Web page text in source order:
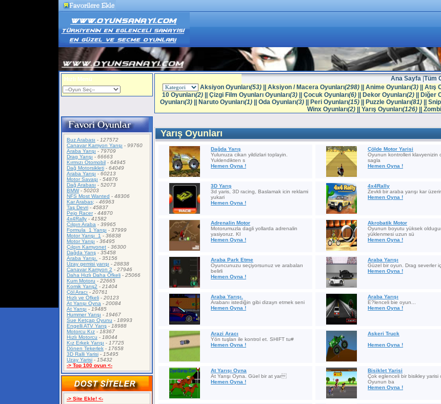
Hızlı Menü Ana Sayfa Tüm
Aksiyon Oyunları(53)|| Aksiyon / Macera Oyunları(298)|| Anime Oyunları(3)|| Atış
10 Oyunları(2)|| Çizgi Film Oyunları Oyunları(3)|| Çocuk Oyunları(6)|| Dekor Oyunları(2)|| Diğer
Oyunları(3) Naruto Oyunları(1) Oda Oyunları(3) Peri Oyunları(15) Puzzle Oyunları(81)
Winx Oyunları(2) Yarış Oyunları(126)
Buz Arabası - 127572
Canavar Kamyon Yarışı - 99760
Araba Yarışı - 79709
Drag Yarışı - 66663
Kırmızı Otomobil - 64945
Dağ Motorsikleti - 64049
Araba Yarışı - 60213
Motor Savaşı - 54876
Dağ Arabası - 52073
BMW- 50203
NFS Most Wanted - 48306
Kar Arabas; - 46963
Taş Devri - 45837
Pejo Racer- 44870
4x4Rally - 41582
Çılgın Araba - 39965
Formula_1 Yarışı - 37999
Motor Yarışı_1 - 36838
Motor Yarışı - 36495
Çılgın Kamyonet - 36300
Dağda Yarış - 35458
Araba Yarışı.
- 35156
Uzay gemisi yarışı - 28838
Canavar Kamyon 2 - 27946
Daha Hızlı Daha Öfkeli - 25066
Kum Motoru - 22665
Komik Yarış2 - 21404
Çöl Aracı - 20761
Hızlı ve Öfkeli - 20123
At Yarışı Oyna - 20084
At Yarışı - 19485
Hummer Yarışı - 19467
Sue Ketçap Oyunu - 18993
Engelli ATV Yarış - 18988
Motorcu Kız - 18367
Hızlı Motorcu - 18044
Kız Erkek Yarışı - 17725
Dönen Tekerlek - 17658
3D Ralli Yarisi - 15495
Uzay Yarisi - 15432
-> Top 100 oyun <-
-> Site Ekle! <-
Yarış Oyunları
Dağda Yarış
Yulunuza cikan yildizlari toplayin.
Yuklendikten s
Hemen Oyna !
Çölde Motor Yarisi
Oyunun kontrolleri klavyenizin
sagla
Hemen Oyna !
3D Yarış
3d yaris, 3D racing, Baslamak icin reklami
yukari
Hemen Oyna !
4x4Rally
Zevkli bir araba yarışı kar
Hemen Oyna !
Adrenalin Motor
Motorumuzla dagli yollarda adrenalin
yasiyoruz. Kl
Hemen Oyna !
Akrobatik Motor
Oyunun boyutu yüksek
yüklenmesi uzun sü
Hemen Oyna !
Araba Park Etme
Oyuncunuzu seçiyorsunuz ve arabaları
belirli
Hemen Oyna !
Araba Yarışı
Güzel bir oyun. Drag severler
Hemen Oyna !
Araba Yarışı.
Arabanı istediğin gibi dizayn etmek seni
Hemen Oyna !
Araba Yarışı
E?lenceli bie oyun...
Hemen Oyna !
Arazi Aracı
Yön tuşları ile kontrol et. SHIFT tu#
Hemen Oyna !
Askeri Truck
Hemen Oyna !
At Yarışı Oyna
At Yarışı Oyna. Güel bir at yar
Hemen Oyna !
Bisiklet Yarisi
Çok eglenceli bir bisikley yarisi
Oyunun ba
Hemen Oyna !